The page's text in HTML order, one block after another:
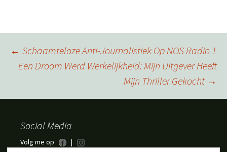
Berichtnavigatie
← Schaamteloze Anti-Journalistiek Op NOS Radio 1
Een Droom Werd Werkelijkheid: Mijn Uitgever Heeft
Mijn Thriller Gekocht →
Social Media
Volg me op |